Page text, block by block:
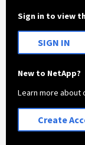
Sign in to view
SIGN IN
New to NetApp?
Learn more about
Create